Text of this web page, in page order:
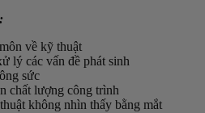
về kỹ thuật
lý các vấn đề phát sinh
sức
chất lượng công trình
không nhìn thấy bằng mắt